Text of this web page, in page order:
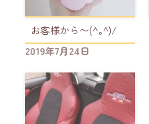
お客様から〜(^｡^)/
2019年7月24日